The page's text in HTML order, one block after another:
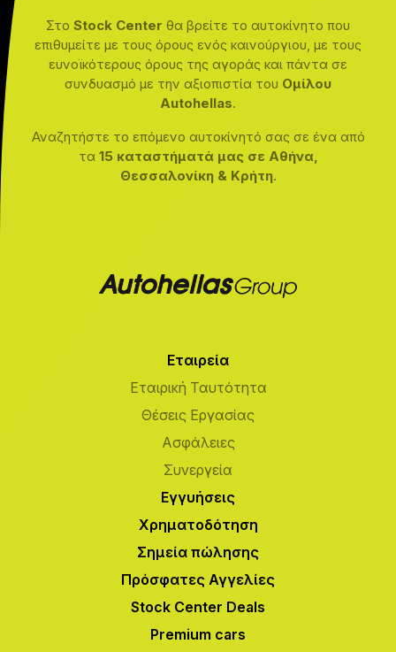
Στο Stock Center θα βρείτε το αυτοκίνητο που
επιθυμείτε με τους όρους ενός καινούργιου, με τους
ευνοϊκότερους όρους της αγοράς και πάντα σε
συνδυασμό με την αξιοπιστία του Ομίλου
Autohellas.
Αναζητήστε το επόμενο αυτοκίνητό σας σε ένα από
τα 15 καταστήματά μας σε Αθήνα,
Θεσσαλονίκη & Κρήτη.
Εταιρεία
Εταιρική Ταυτότητα
Θέσεις Εργασίας
Ασφάλειες
Συνεργεία
Εγγυήσεις
Χρηματοδότηση
Σημεία πώλησης
Πρόσφατες Αγγελίες
Stock Center Deals
Premium cars